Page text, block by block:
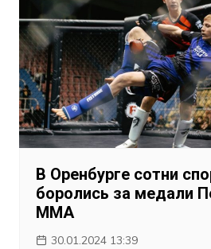
В Оренбурге сотни
боролись за медали
ММА
30.01.2024 13:39